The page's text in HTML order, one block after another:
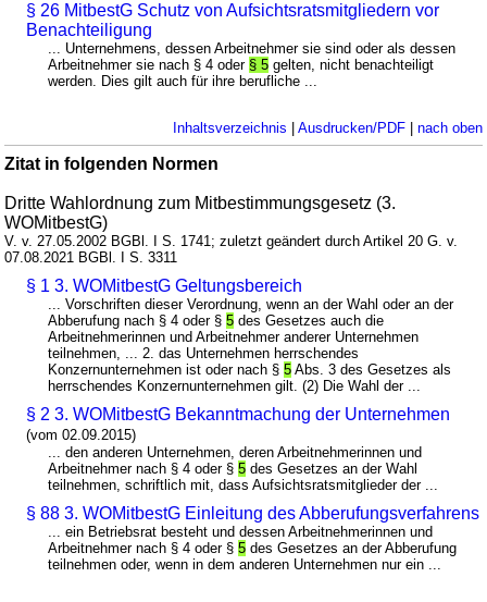
§ 26 MitbestG Schutz von Aufsichtsratsmitgliedern vor
Benachteiligung
... Unternehmens, dessen Arbeitnehmer sie sind oder als dessen
Arbeitnehmer sie nach § 4 oder § 5 gelten, nicht benachteiligt
werden. Dies gilt auch für ihre berufliche ...
Inhaltsverzeichnis Ausdrucken/PDF| nach oben
Zitat in folgenden Normen
Dritte Wahlordnung zum Mitbestimmungsgesetz (3.
WOMitbestG)
V. v. 27.05.2002 BGBl. I S. 1741; zuletzt geändert durch Artikel 20 G. v.
07.08.2021 BGBl. I S. 3311
§ 1 3. WOMitbestG Geltungsbereich
... Vorschriften dieser Verordnung, wenn an der Wahl oder an der
Abberufung nach § 4 oder §5 des Gesetzes auch die
Arbeitnehmerinnen und Arbeitnehmer anderer Unternehmen
teilnehmen, ... 2. das Unternehmen herrschendes
Konzernunternehmen ist oder nach §5 Abs. 3 des Gesetzes als
herrschendes Konzernunternehmen gilt. (2) Die Wahl der ...
§ 2 3. WOMitbestG Bekanntmachung der Unternehmen
(vom 02.09.2015)
... den anderen Unternehmen, deren Arbeitnehmerinnen und
Arbeitnehmer nach § 4 oder §5 des Gesetzes an der Wahl
teilnehmen, schriftlich mit, dass Aufsichtsratsmitglieder der ...
§ 88 3. WOMitbestG Einleitung des Abberufungsverfahrens
... ein Betriebsrat besteht und dessen Arbeitnehmerinnen und
Arbeitnehmer nach § 4 oder §5 des Gesetzes an der Abberufung
teilnehmen oder, wenn in dem anderen Unternehmen nur ein ...